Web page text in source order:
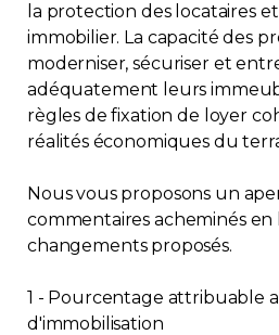
la protection des locataires
immobilier. La capacité des
moderniser, sécuriser et
adéquatement leurs
règles de fixation de loyer
réalités économiques du
Nous vous proposons un
commentaires acheminés en
changements proposés.
1 - Pourcentage attribuable
d'immobilisation